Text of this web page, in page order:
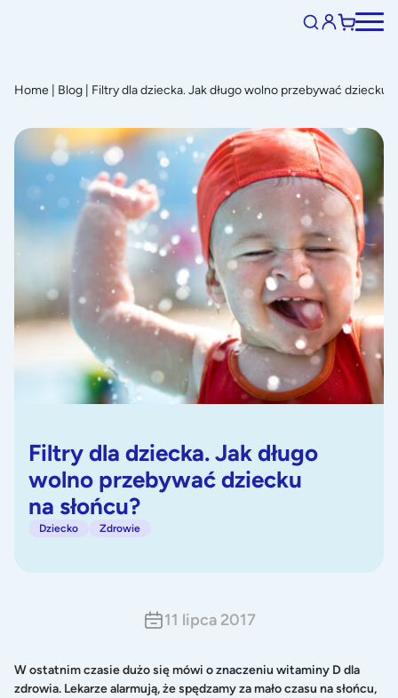
Home Blog Filtry dla dziecka. Jak długo wolno przebywać dziecku
Filtry dla dziecka. Jak długo
wolno przebywać dziecku
na słońcu?
Dziecko Zdrowie
11 lipca 2017
W ostatnim czasie dużo się mówi o znaczeniu witaminy Ddla
zdrowia. Lekarze alarmują, że spędzamy za mało czasu na słońcu,